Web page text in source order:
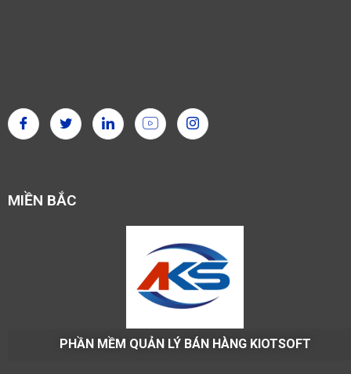
MIỀN BẮC
PHẦN MỀM QUẢN LÝ BÁN HÀNG KIOTSOFT